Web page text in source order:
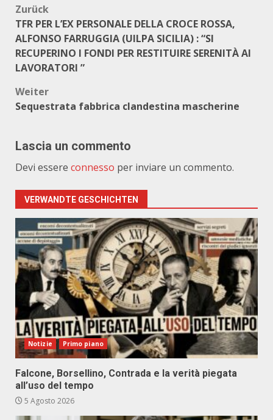
Beitragsnavigation
Zurück
TFR PER L’EX PERSONALE DELLA CROCE ROSSA,
ALFONSO FARRUGGIA (UILPA SICILIA) : “SI
RECUPERINO I FONDI PER RESTITUIRE SERENITÀ AI
LAVORATORI ”
Weiter
Sequestrata fabbrica clandestina mascherine
Lascia un commento
Devi essere connesso per inviare un commento.
VERWANDTE GESCHICHTEN
Notizie Primo piano
Falcone, Borsellino, Contrada e la verità piegata
all’uso del tempo
5 Agosto 2026